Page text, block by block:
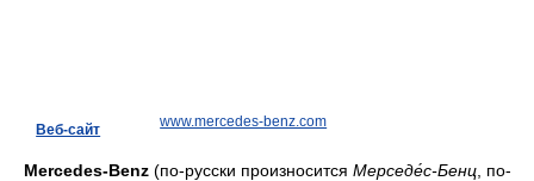
Веб-сайт www.mercedes-benz.com
Mercedes-Benz (по-русски произносится Мерседе́с-Бенц , по-